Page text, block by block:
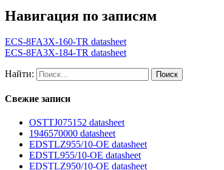
Навигация по записям
ECS-8FA3X-160-TR datasheet
ECS-8FA3X-184-TR datasheet
Найти:
Свежие записи
OSTTJ075152 datasheet
1946570000 datasheet
EDSTLZ955/10-OE datasheet
EDSTL955/10-OE datasheet
EDSTLZ950/10-OE datasheet